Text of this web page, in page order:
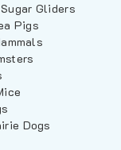
Gliders
Pigs
Dogs